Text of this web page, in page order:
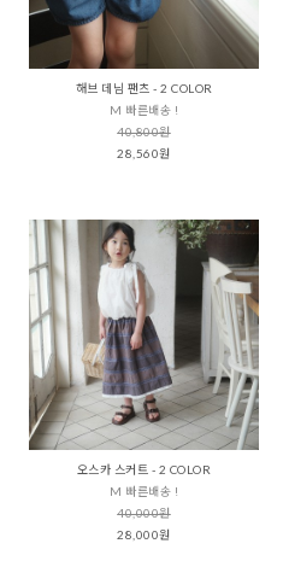
해브 데님 팬츠 - 2 COLOR
M 빠른배송 !
40,800원
28,560원
오스카 스커트 - 2 COLOR
M 빠른배송 !
40,000원
28,000원